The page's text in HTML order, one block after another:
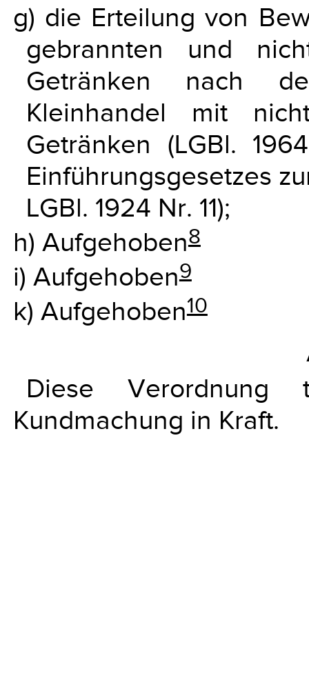
g) die Erteilung von
gebrannten und
Getränken nach
Kleinhandel mit
Getränken (LGBl.
Einführungsgesetzes
LGBl. 1924 Nr. 11);
h) Aufgehoben8
i) Aufgehoben9
k) Aufgehoben10
Diese
Kundmachung in Kraft.